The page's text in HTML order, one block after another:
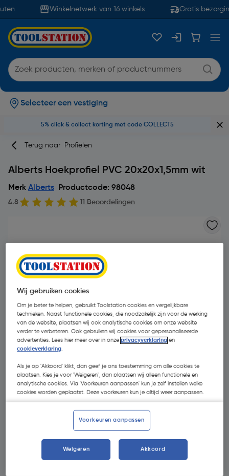
Winkelnetwerk van 16 winkels Gratis
Selecteer een vestiging
5% click & collect korting met code COLLECT5
Terug naar Profielen
Alberts Hoekprofiel PVC 20x20x1,5mm wit
Merk Alberts Productcode: 98048
4.8 11 Beoordelingen
- 36 %
€ 2,60
| Excl. btw € 1,38
Kies productvariant
Wij gebruiken cookies
Om je beter te helpen, gebruikt Toolstation cookies en vergelijkbare
technieken. Naast functionele cookies, die noodzakelijk zijn voor de werking
van de website, plaatsen wij ook analytische cookies om onze website
verder te verbeteren. Ook gebruiken wij cookies voor gepersonaliseerde
advertenties. Lees hier meer over in onzeprivacyverklaring en
cookieverklaring.
Als je op 'Akkoord' klikt, dan geef je ons toestemming om alle cookies te
plaatsen. Kies je voor 'Weigeren', dan plaatsen wij alleen functionele en
analytische cookies. Via 'Voorkeuren aanpassen' kun je zelf instellen welke
cookies worden geplaatst. Deze voorkeuren kun je altijd weer aanpassen.
Voorkeuren aanpassen
Weigeren Akkoord